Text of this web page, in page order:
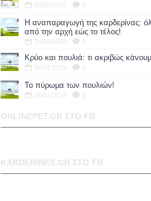
09/05/2020
Η αναπαραγωγή της καρδερίνας:
από την αρχή εώς το τέλος!
24/04/2020
Κρύο και πουλιά: τι ακριβώς
08/01/2019
To πύρωμα των πουλιών!
06/01/2019
ONLINEPET.GR ΣΤΟ FB
KARDERINES.GR ΣΤΟ FB